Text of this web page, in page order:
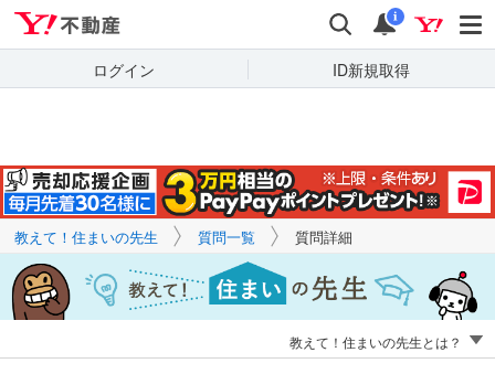
検索 通知
i
ログイン ID新規取得
キーワードで
質問を探す
教えて！住まいの先生 質問一覧 質問詳細
教えて！住まいの先生とは？